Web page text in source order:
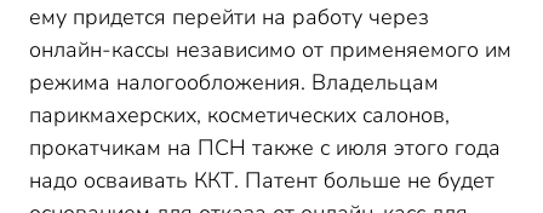
ему придется перейти на работу через
онлайн-кассы независимо от применяемого им
режима налогообложения. Владельцам
парикмахерских, косметических салонов,
прокатчикам на ПСН также с июля этого года
надо осваивать ККТ. Патент больше не будет